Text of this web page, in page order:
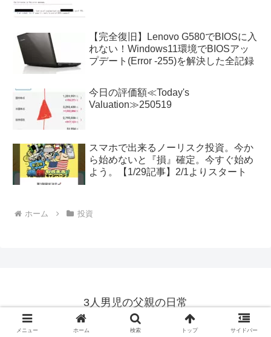
【完全復旧】Lenovo G580でBIOSに入
れない！Windows11環境でBIOSアッ
プデート(Error -255)を解決した全記録
今日の評価額≪Today's
Valuation≫250519
スマホで出来るノーリスク投資。今か
ら始めないと『損』確定。今すぐ始め
よう。【1/29記事】2/1よりスタート
ホーム 投資
3人男児の父親の日常
© 2018 3人男児の父親の日常.
メニュー ホーム 検索 トップ サイドバー